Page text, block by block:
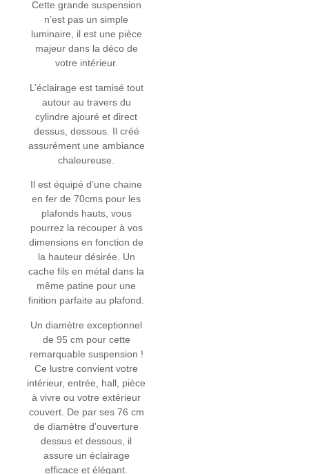
Cette grande suspension
n’est pas un simple
luminaire, il est une pièce
majeur dans la déco de
votre intérieur.
L’éclairage est tamisé tout
autour au travers du
cylindre ajouré et direct
dessus, dessous. Il créé
assurément une ambiance
chaleureuse.
Il est équipé d’une chaine
en fer de 70cms pour les
plafonds hauts, vous
pourrez la recouper à vos
dimensions en fonction de
la hauteur désirée. Un
cache fils en métal dans la
même patine pour une
finition parfaite au plafond.
Un diamètre exceptionnel
de 95 cm pour cette
remarquable suspension !
Ce lustre convient votre
intérieur, entrée, hall, pièce
à vivre ou votre extérieur
couvert. De par ses 76 cm
de diamètre d’ouverture
dessus et dessous, il
assure un éclairage
efficace et élégant.